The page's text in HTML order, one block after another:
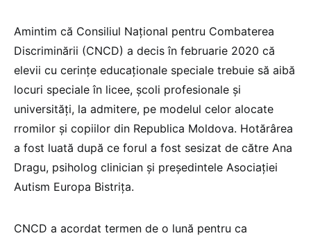
Amintim că Consiliul Național pentru Combaterea
Discriminării (CNCD) a decis în februarie 2020 că
elevii cu cerințe educaționale speciale trebuie să aibă
locuri speciale în licee, școli profesionale și
universități, la admitere, pe modelul celor alocate
rromilor și copiilor din Republica Moldova. Hotărârea
a fost luată după ce forul a fost sesizat de către Ana
Dragu, psiholog clinician și președintele Asociației
Autism Europa Bistrița.
CNCD a acordat termen de o lună pentru ca